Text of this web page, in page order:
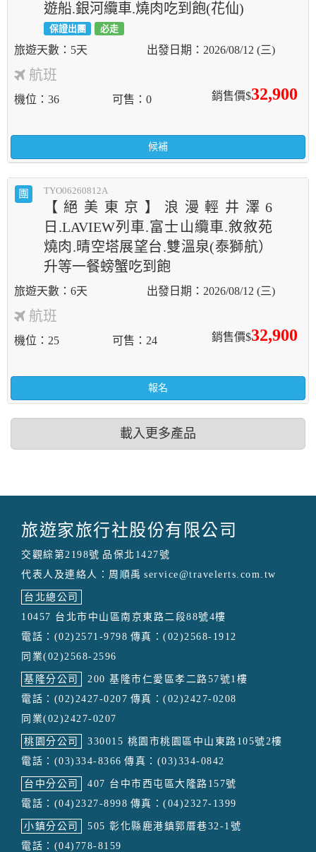
遊船.銀河纜車.燒肉吃到飽(花仙)
保證出團 必走
5天 2026/08/12 (三)
航班
銷售價$32,900
機位 36 可售 0
候補
團 TYO06260812A
【絕美東京】浪漫輕井澤6
日.LAVIEW列車.富士山纜車.敘敘苑
燒肉.晴空塔展望台.雙溫泉(泰獅航）
升等一餐螃蟹吃到飽
6天 2026/08/12 (三)
航班
銷售價$32,900
機位 25 可售 24
報名
載入更多產品
旅遊家旅行社股份有限公司
交觀綜第2198號 品保北1427號
代表人及連絡人：周順禹 service@travelerts.com.tw
台北總公司
10457 台北市中山區南京東路二段88號4樓
電話：(02)2571-9798 傳真：(02)2568-1912
同業(02)2568-2596
基隆分公司
200 基隆市仁愛區孝二路57號1樓
電話：(02)2427-0207 傳真：(02)2427-0208
同業(02)2427-0207
桃園分公司
330015 桃園市桃園區中山東路105號2樓
電話：(03)334-8366 傳真：(03)334-0842
台中分公司
407 台中市西屯區大隆路157號
電話：(04)2327-8998 傳真：(04)2327-1399
小鎮分公司
505 彰化縣鹿港鎮郭厝巷32-1號
電話：(04)778-8159